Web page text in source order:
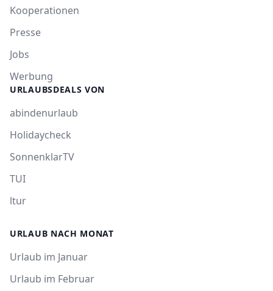
Kooperationen
Presse
Jobs
Werbung
URLAUBSDEALS VON
abindenurlaub
Holidaycheck
SonnenklarTV
TUI
ltur
URLAUB NACH MONAT
Urlaub im Januar
Urlaub im Februar